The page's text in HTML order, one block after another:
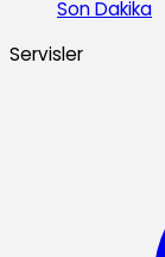
Son Dakika
Servisler